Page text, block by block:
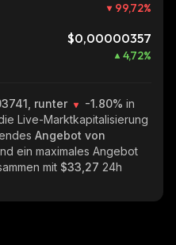
99,72%
$0,00000357
4,72%
runter -1.80% in
Live-Marktkapitalisierung
Angebot von
ein maximales Angebot
mit $33,27 24h